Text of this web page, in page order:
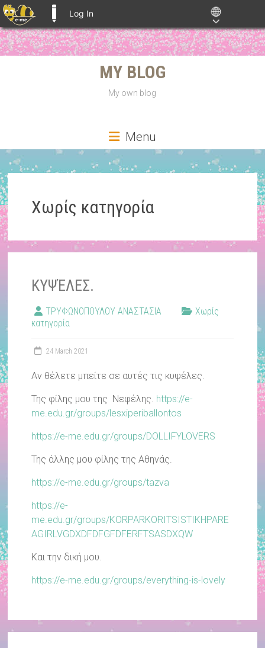
Log In
MY BLOG
My own blog
Menu
Χωρίς κατηγορία
ΚΥΨΈΛΕΣ.
ΤΡΥΦΩΝΟΠΟΥΛΟΥ ΑΝΑΣΤΑΣΙΑ
Χωρίς
κατηγορία
24 March 2021
Αν θέλετε μπείτε σε αυτές τις κυψέλες.
Της φίλης μου της Νεφέλης. https://e-
me.edu.gr/groups/lesxiperiballontos
https://e-me.edu.gr/groups/DOLLIFYLOVERS
Της άλλης μου φίλης της Αθηνάς.
https://e-me.edu.gr/groups/tazva
https://e-
me.edu.gr/groups/KORPARKORITSISTIKHPARE
AGIRLVGDXDFDFGFDFERFTSASDXQW
Και την δική μου.
https://e-me.edu.gr/groups/everything-is-lovely